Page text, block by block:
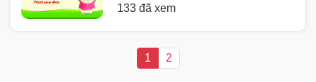
133 đã xem
1 2